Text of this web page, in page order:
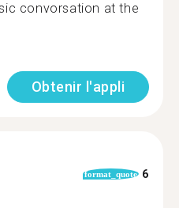
convorsation at the
Obtenir l'appli
format_quote 6